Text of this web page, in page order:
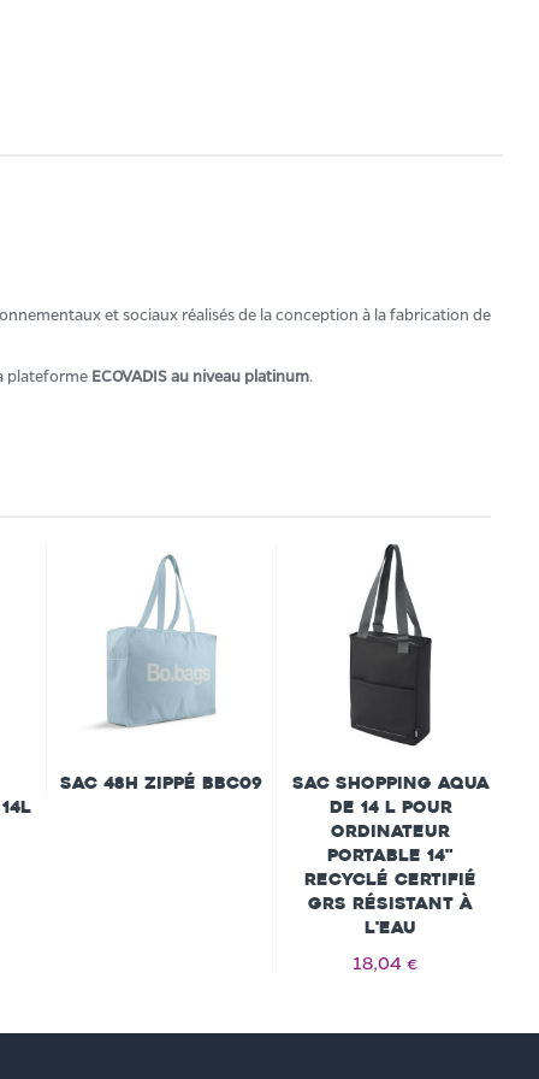
et sociaux réalisés de la conception à la fabrication de
plateforme ECOVADIS au niveau platinum.
Sac 48h zippé BBC09
Sac shopping Aqua
de 14 L pour
ordinateur
portable 14"
recyclé certifié
GRS résistant à
l'eau
18,04 €